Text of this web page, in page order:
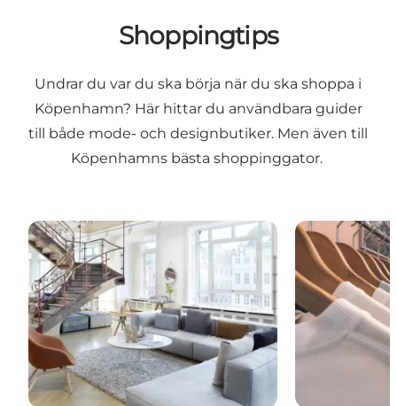
Shoppingtips
Undrar du var du ska börja när du ska shoppa i
Köpenhamn? Här hittar du användbara guider
till både mode- och designbutiker. Men även till
Köpenhamns bästa shoppinggator.
Shoppa dansk design Shoppa